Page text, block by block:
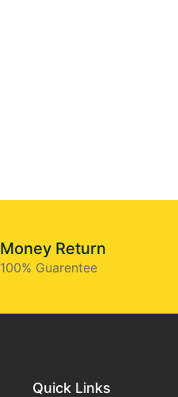
Money Return
100% Guarentee
Quick Links